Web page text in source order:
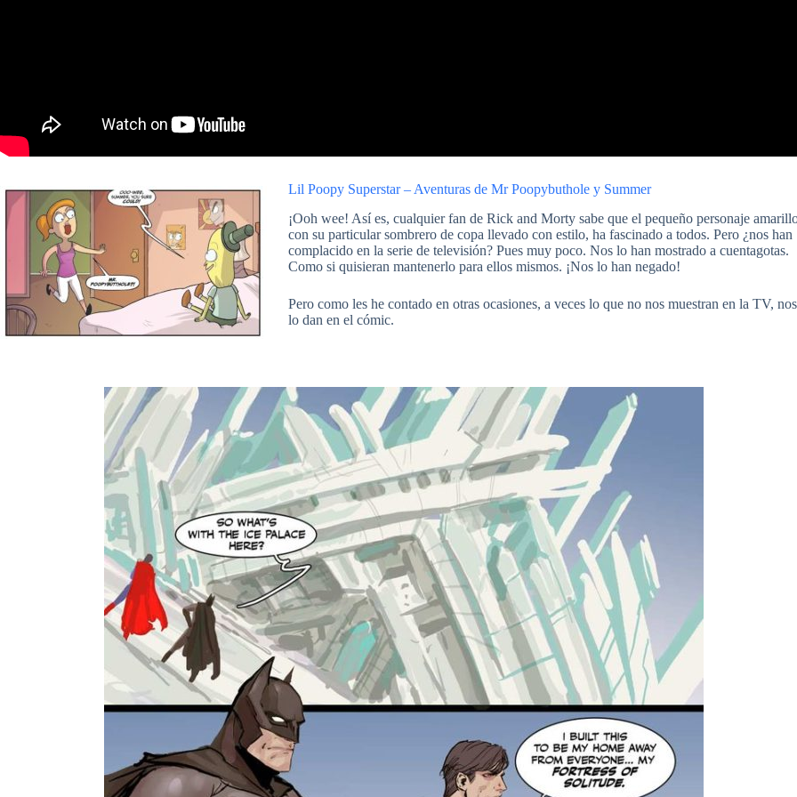
Lil Poopy Superstar – Aventuras de Mr Poopybuthole y Summer
¡Ooh wee! Así es, cualquier fan de Rick and Morty sabe que el pequeño personaje
con su particular sombrero de copa llevado con estilo, ha fascinado a todos. Pero ¿nos han
complacido en la serie de televisión? Pues muy poco. Nos lo han mostrado a cuentagotas.
Como si quisieran mantenerlo para ellos mismos. ¡Nos lo han negado!
Pero como les he contado en otras ocasiones, a veces lo que no nos muestran en la TV, nos
lo dan en el cómic.